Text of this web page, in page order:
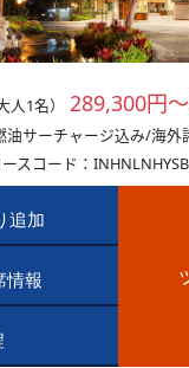
1名） 289,300円
サーチャージ込み/海外
ースコード：
追加
情報